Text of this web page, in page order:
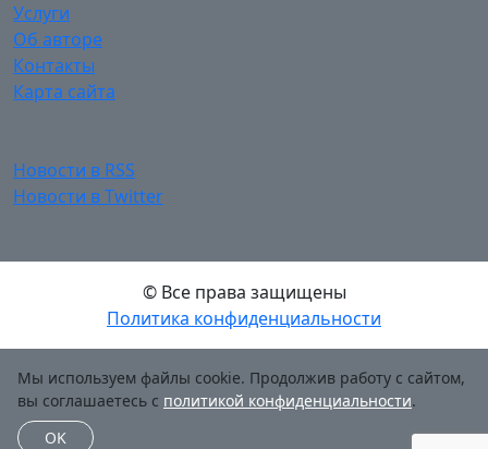
Услуги
Об авторе
Контакты
Карта сайта
Новости в RSS
Новости в Twitter
© Все права защищены
Политика конфиденциальности
Мы используем файлы cookie. Продолжив работу с сайтом,
вы соглашаетесь с политикой конфиденциальности.
OK